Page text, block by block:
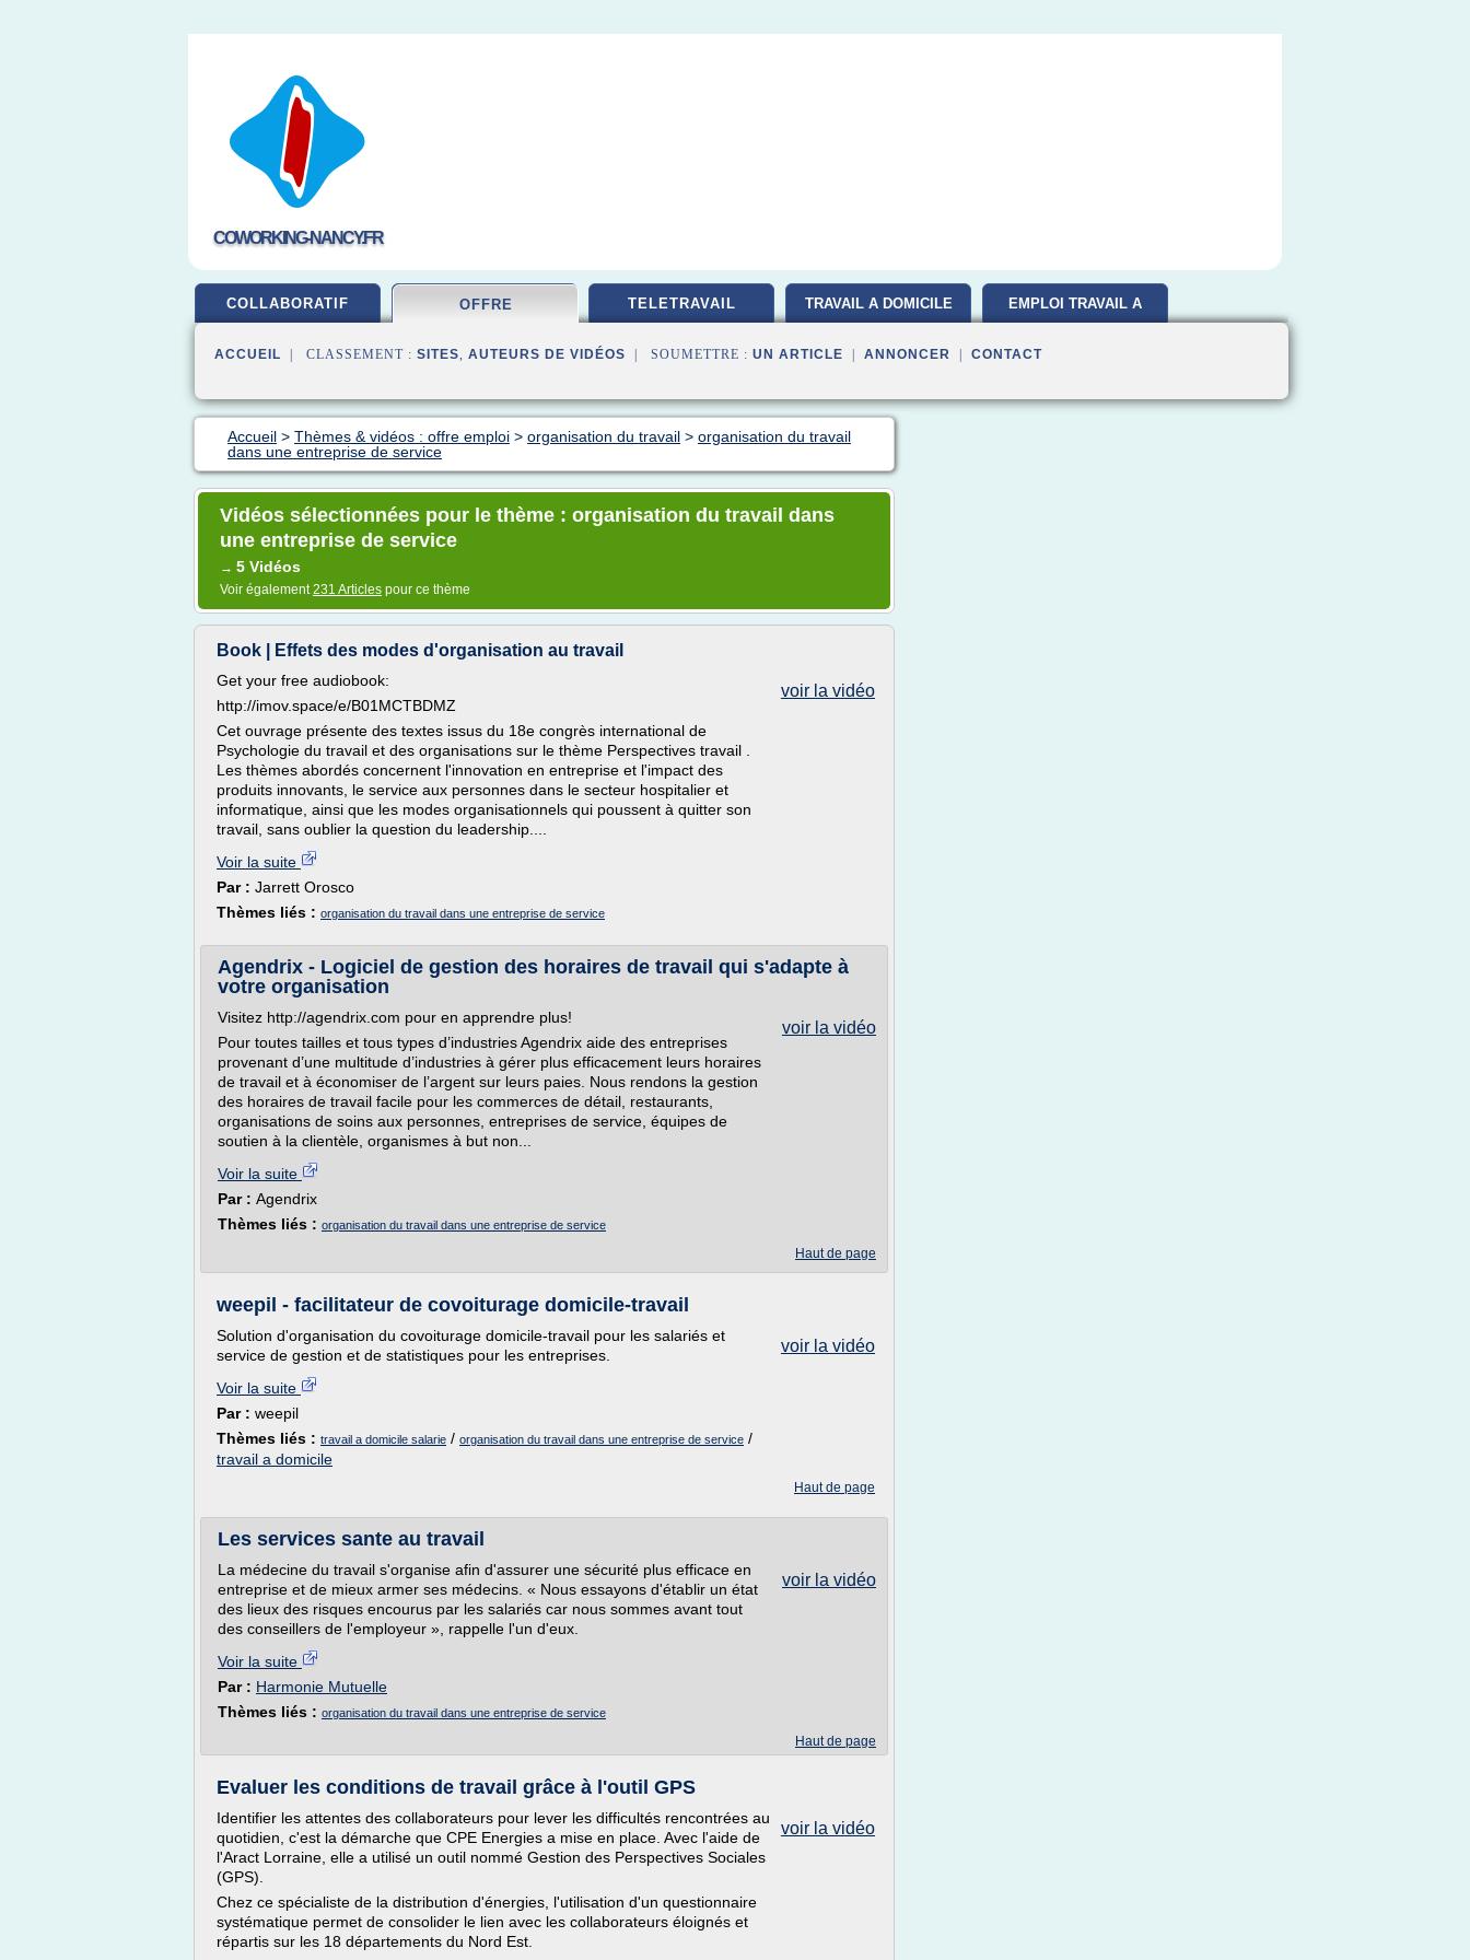
COWORKING-NANCY.FR
COLLABORATIF OFFRE TELETRAVAIL TRAVAIL A DOMICILE EMPLOI TRAVAIL A
ACCUEIL | CLASSEMENT : SITES, AUTEURS DE VIDÉOS | SOUMETTRE : UN ARTICLE ANNONCER CONTACT
Accueil > Thèmes & vidéos : offre emploi > organisation du travail > organisation du travail
dans une entreprise de service
Vidéos sélectionnées pour le thème : organisation du travail dans
une entreprise de service
→ 5 Vidéos
Voir également231 Articles pour ce thème
Book | Effets des modes d'organisation au travail
voir la vidéo
Get your free audiobook:
http://imov.space/e/B01MCTBDMZ
Cet ouvrage présente des textes issus du 18e congrès international de
Psychologie du travail et des organisations sur le thème Perspectives travail .
Les thèmes abordés concernent l'innovation en entreprise et l'impact des
produits innovants, le service aux personnes dans le secteur hospitalier et
informatique, ainsi que les modes organisationnels qui poussent à quitter son
travail, sans oublier la question du leadership....
Voir la suite
Par : Jarrett Orosco
Thèmes liés : organisation du travail dans une entreprise de service
Agendrix - Logiciel de gestion des horaires de travail qui s'adapte à
votre organisation
voir la vidéo
Visitez http://agendrix.com pour en apprendre plus!
Pour toutes tailles et tous types d’industries Agendrix aide des entreprises
provenant d’une multitude d’industries à gérer plus efficacement leurs horaires
de travail et à économiser de l’argent sur leurs paies. Nous rendons la gestion
des horaires de travail facile pour les commerces de détail, restaurants,
organisations de soins aux personnes, entreprises de service, équipes de
soutien à la clientèle, organismes à but non...
Voir la suite
Par : Agendrix
Thèmes liés : organisation du travail dans une entreprise de service
Haut de page
weepil - facilitateur de covoiturage domicile-travail
voir la vidéo
Solution d'organisation du covoiturage domicile-travail pour les salariés et
service de gestion et de statistiques pour les entreprises.
Voir la suite
Par : weepil
Thèmes liés : travail a domicile salarie / organisation du travail dans une entreprise de service /
travail a domicile
Haut de page
Les services sante au travail
voir la vidéo
La médecine du travail s'organise afin d'assurer une sécurité plus efficace en
entreprise et de mieux armer ses médecins. « Nous essayons d'établir un état
des lieux des risques encourus par les salariés car nous sommes avant tout
des conseillers de l'employeur », rappelle l'un d'eux.
Voir la suite
Par : Harmonie Mutuelle
Thèmes liés : organisation du travail dans une entreprise de service
Haut de page
Evaluer les conditions de travail grâce à l'outil GPS
voir la vidéo
Identifier les attentes des collaborateurs pour lever les difficultés rencontrées au
quotidien, c'est la démarche que CPE Energies a mise en place. Avec l'aide de
l'Aract Lorraine, elle a utilisé un outil nommé Gestion des Perspectives Sociales
(GPS).
Chez ce spécialiste de la distribution d'énergies, l'utilisation d'un questionnaire
systématique permet de consolider le lien avec les collaborateurs éloignés et
répartis sur les 18 départements du Nord Est.